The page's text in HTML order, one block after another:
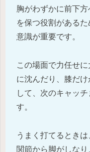
胸がわずかに前下
を保つ役割がある
意識が重要です。
この場面で力任せ
に沈んだり、膝だ
して、次のキャッ
す。
うまく打てるとき
関節から脚がしな